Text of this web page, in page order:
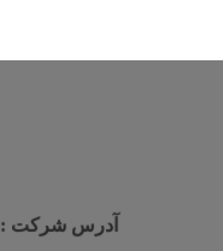
آدرس شرکت :